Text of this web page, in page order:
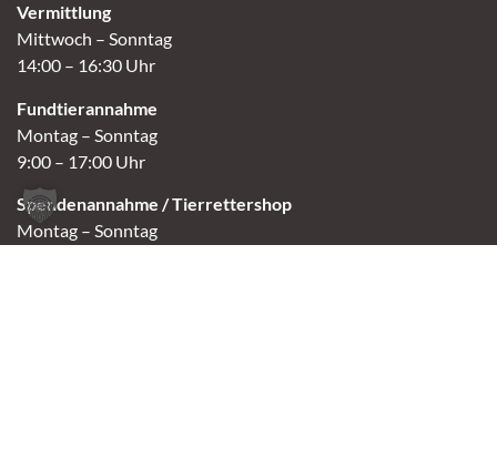
Vermittlung
Mittwoch – Sonntag
14:00 – 16:30 Uhr
Fundtierannahme
Montag – Sonntag
9:00 – 17:00 Uhr
Spendenannahme / Tierrettershop
Montag – Sonntag